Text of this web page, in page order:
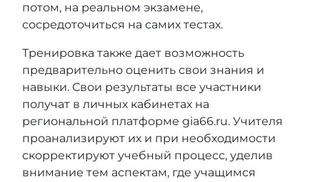
потом, на реальном экзамене,
сосредоточиться на самих тестах.
Тренировка также дает возможность
предварительно оценить свои знания и
навыки. Свои результаты все участники
получат в личных кабинетах на
региональной платформе gia66.ru. Учителя
проанализируют их и при необходимости
скорректируют учебный процесс, уделив
внимание тем аспектам, где учащимся